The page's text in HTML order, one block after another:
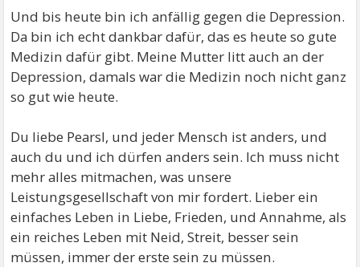
ohne Wartung, Hilfe usw.nicht einmal mein gutes
Fahrrad.
Wenn du alles erreichen möchtest im Leben, trotz
Depression, dann missbrauchst du dich selbst.
Lasse Nebensächliches, Unwichtige auch mal sein.
Bleibe gelassen und locker, du kannst dich über viele
Dinge in deinem Leben aufregen, musst es aber gar
nicht.
Stelle dir nicht überhöhte Ziele in deiner Depression,
bleibe DU selbst. Arbeite nicht mehr und härter, als
Und bis heute bin ich anfällig gegen die Depression.
Da bin ich echt dankbar dafür, das es heute so gute
Medizin dafür gibt. Meine Mutter litt auch an der
Depression, damals war die Medizin noch nicht ganz
so gut wie heute.
Du liebe Pearsl, und jeder Mensch ist anders, und
auch du und ich dürfen anders sein. Ich muss nicht
mehr alles mitmachen, was unsere
Leistungsgesellschaft von mir fordert. Lieber ein
einfaches Leben in Liebe, Frieden, und Annahme, als
ein reiches Leben mit Neid, Streit, besser sein
müssen, immer der erste sein zu müssen.